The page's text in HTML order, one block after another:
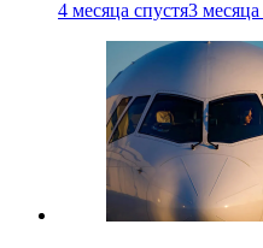
4 месяца спустя3 месяца